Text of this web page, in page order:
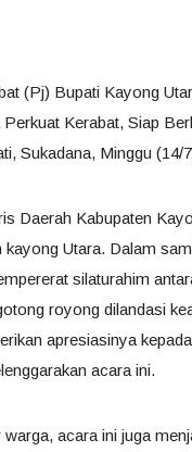
(Pj) Bupati Kayong
Kerabat, Siap
Sukadana, Minggu (14/
Daerah Kabupaten
kayong Utara. Dalam
silaturahim
royong dilandasi
apresiasinya
acara ini.
acara ini juga